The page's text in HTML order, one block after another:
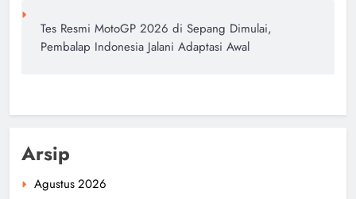
Tes Resmi MotoGP 2026 di Sepang Dimulai,
Pembalap Indonesia Jalani Adaptasi Awal
Arsip
Agustus 2026